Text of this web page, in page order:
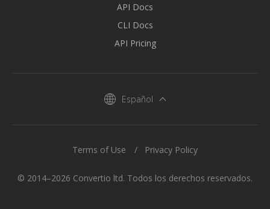
API Docs
CLI Docs
API Pricing
Español
© 2014–2026 Convertio ltd. Todos los derechos reservados.
Terms of Use Privacy Policy